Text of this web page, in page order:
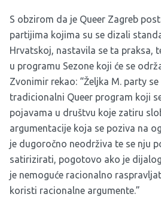
S obzirom da je Queer Zagreb
partijima kojima su se dizali
Hrvatskoj, nastavila se ta praksa,
u programu Sezone koji će se
Zvonimir rekao: “Željka M. party
tradicionalni Queer program koji
pojavama u društvu koje zatiru
argumentacije koja se poziva na
je dugoročno neodrživa te se nju
satirizirati, pogotovo ako je
je nemoguće racionalno
koristi racionalne argumente.”